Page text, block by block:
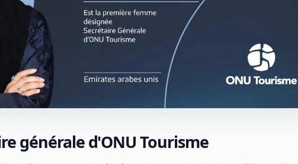
générale d'ONU Tourisme